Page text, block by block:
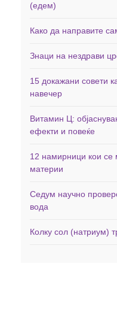
(едем)
Како да направите
Знаци на нездрави
15 докажани совети
навечер
Витамин Ц:
ефекти и повеќе
12 намирници кои се
материи
Седум научно
вода
Колку сол (натриум)